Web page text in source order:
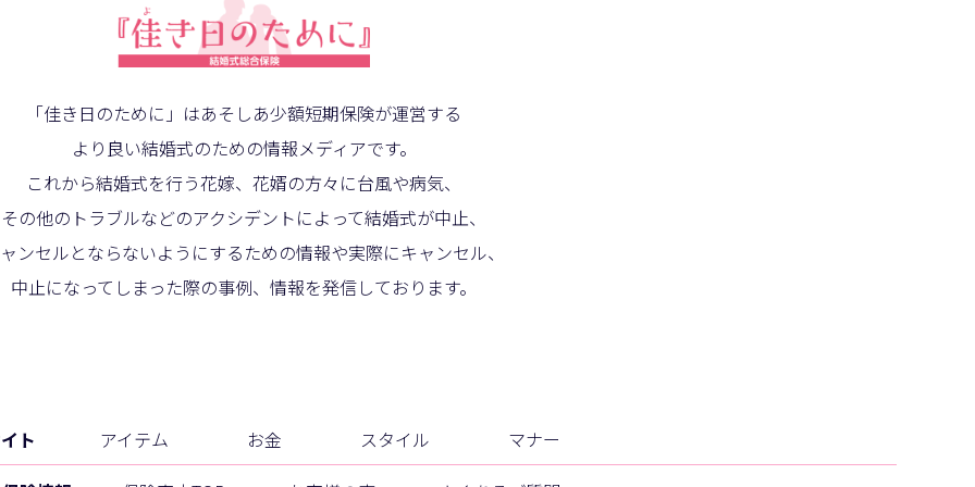
「佳き日のために」はあそしあ少額短期保険が運営する
より良い結婚式のための情報メディアです。
これから結婚式を行う花嫁、 花婿の方々に台風や病気、
その他のトラブルなどのアクシデントによって結婚式が中止、
ンセルとならないようにするための情報や実際にキャンセル、
中止になってしまった際の事例、 情報を発信しております。
ト アイテム お金 スタイル
マナー